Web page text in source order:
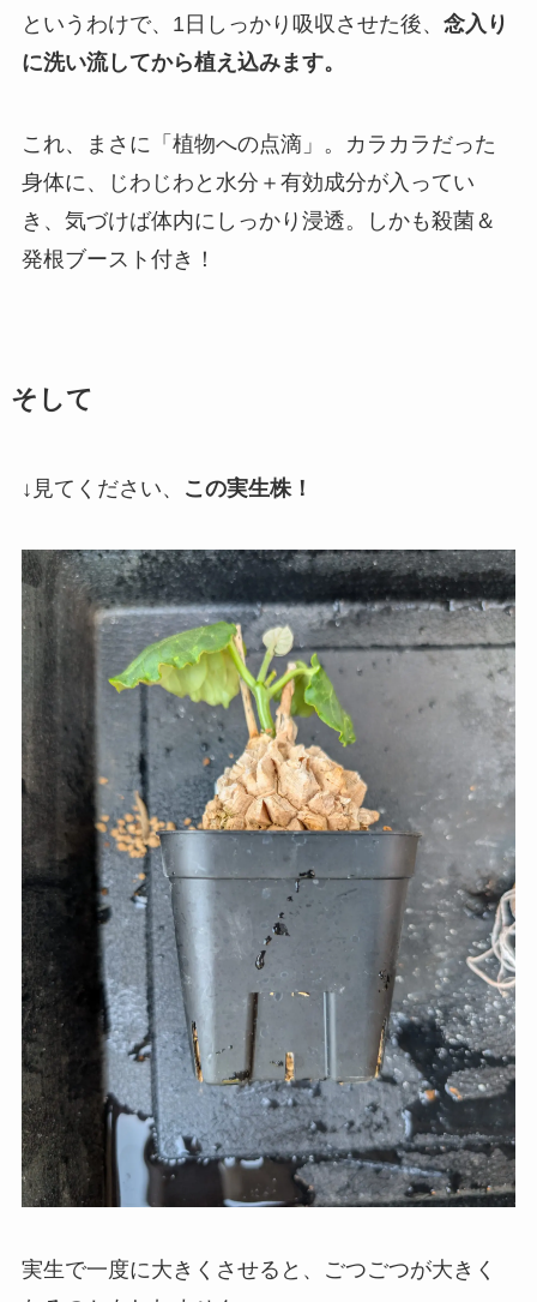
というわけで、1日しっかり吸収させた後、 念入り
に洗い流してから植え込みます。
これ、まさに「植物への点滴」。カラカラだった
身体に、じわじわと水分＋有効成分が入ってい
き、気づけば体内にしっかり浸透。しかも殺菌＆
発根ブースト付き！
そして
↓見てください、 この実生株！
実生で一度に大きくさせると、ごつごつが大きく